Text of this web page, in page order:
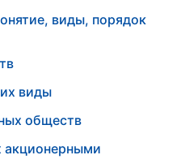
виды, порядок
виды
обществ
акционерными